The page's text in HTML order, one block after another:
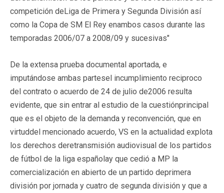
competición deLiga de Primera y Segunda División así
como la Copa de SM El Rey enambos casos durante las
temporadas 2006/07 a 2008/09 y sucesivas"
De la extensa prueba documental aportada, e
imputándose ambas partesel incumplimiento reciproco
del contrato o acuerdo de 24 de julio de2006 resulta
evidente, que sin entrar al estudio de la cuestiónprincipal
que es el objeto de la demanda y reconvención, que en
virtuddel mencionado acuerdo, VS en la actualidad explota
los derechos deretransmisión audiovisual de los partidos
de fútbol de la liga españolay que cedió a MP la
comercialización en abierto de un partido deprimera
división por jornada y cuatro de segunda división y que a